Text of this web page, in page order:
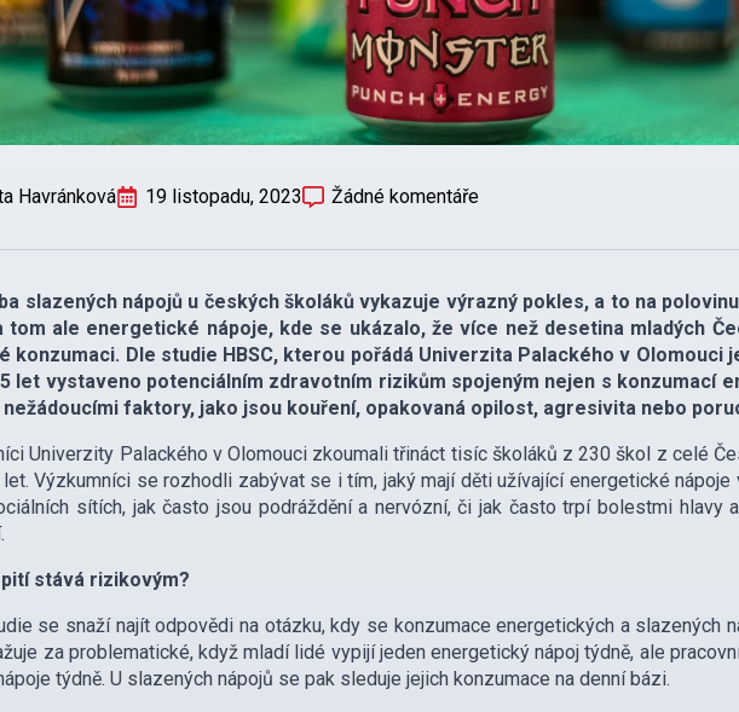
Havránková 19 listopadu, 2023 Žádné komentáře
slazených nápojů u českých školáků vykazuje výrazný pokles, a to na
tom ale energetické nápoje, kde se ukázalo, že více než desetina mladých
konzumaci. Dle studie HBSC, kterou pořádá Univerzita Palackého v Olomouci
let vystaveno potenciálním zdravotním rizikům spojeným nejen s konzumací
nežádoucími faktory, jako jsou kouření, opakovaná opilost, agresivita nebo
Univerzity Palackého v Olomouci zkoumali třináct tisíc školáků z 230 škol z celé
Výzkumníci se rozhodli zabývat se i tím, jaký mají děti užívající energetické
sítích, jak často jsou podráždění a nervózní, či jak často trpí bolestmi hlavy
stává rizikovým?
se snaží najít odpovědi na otázku, kdy se konzumace energetických a slazených
za problematické, když mladí lidé vypijí jeden energetický nápoj týdně, ale
týdně. U slazených nápojů se pak sleduje jejich konzumace na denní bázi.